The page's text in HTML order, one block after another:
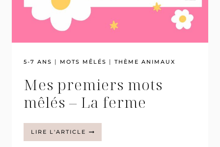
5-7 ANS | MOTS MÊLÉS | THÈME ANIMAUX
Mes premiers mots
mêlés – La ferme
LIRE L'ARTICLE MES
PREMIERS